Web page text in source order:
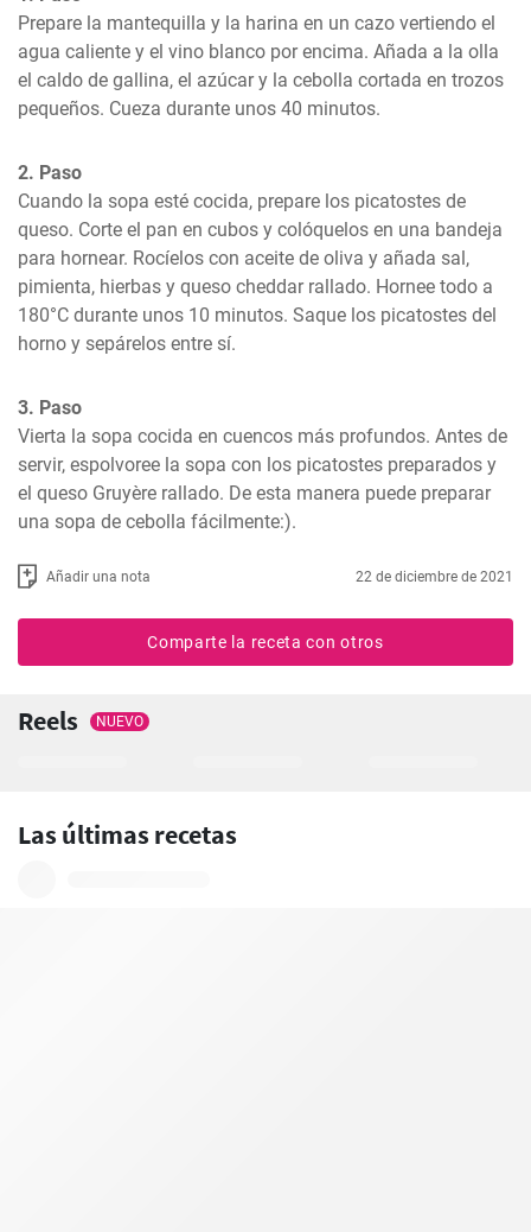
Prepare la mantequilla y la harina en un cazo vertiendo el
agua caliente y el vino blanco por encima. Añada a la olla
el caldo de gallina, el azúcar y la cebolla cortada en trozos
pequeños. Cueza durante unos 40 minutos.
2. Paso
Cuando la sopa esté cocida, prepare los picatostes de
queso. Corte el pan en cubos y colóquelos en una bandeja
para hornear. Rocíelos con aceite de oliva y añada sal,
pimienta, hierbas y queso cheddar rallado. Hornee todo a
180°C durante unos 10 minutos. Saque los picatostes del
horno y sepárelos entre sí.
3. Paso
Vierta la sopa cocida en cuencos más profundos. Antes de
servir, espolvoree la sopa con los picatostes preparados y
el queso Gruyère rallado. De esta manera puede preparar
una sopa de cebolla fácilmente:).
Añadir una nota 22 de diciembre de 2021
Comparte la receta con otros
Reels NUEVO
Las últimas recetas